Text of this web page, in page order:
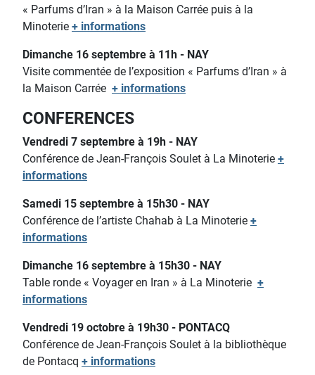
« Parfums d’Iran » à la Maison Carrée puis à la
Minoterie + informations
Dimanche 16 septembre à 11h - NAY
Visite commentée de l’exposition « Parfums d’Iran » à
la Maison Carrée + informations
CONFERENCES
Vendredi 7 septembre à 19h - NAY
Conférence de Jean-François Soulet à La Minoterie +
informations
Samedi 15 septembre à 15h30 - NAY
Conférence de l’artiste Chahab à La Minoterie +
informations
Dimanche 16 septembre à 15h30 - NAY
Table ronde « Voyager en Iran » à La Minoterie +
informations
Vendredi 19 octobre à 19h30 - PONTACQ
Conférence de Jean-François Soulet à la bibliothèque
de Pontacq + informations